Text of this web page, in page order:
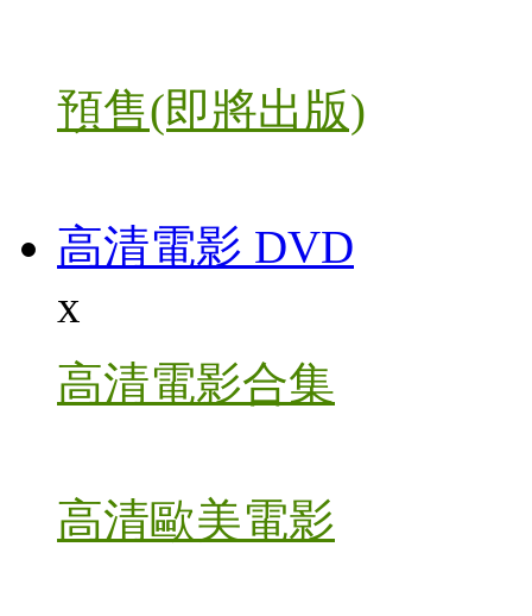
預售(即將出版)
高清電影 DVD
x
高清電影合集
高清歐美電影